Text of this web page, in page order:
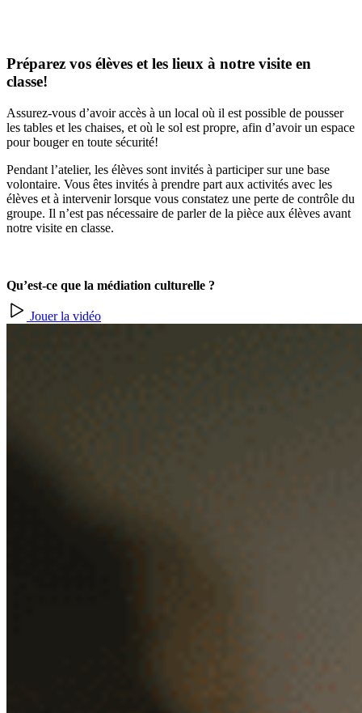
Préparez vos élèves et les lieux à notre visite en
classe!
Assurez-vous d’avoir accès à un local où il est possible de pousser
les tables et les chaises, et où le sol est propre, afin d’avoir un espace
pour bouger en toute sécurité!
Pendant l’atelier, les élèves sont invités à participer sur une base
volontaire. Vous êtes invités à prendre part aux activités avec les
élèves et à intervenir lorsque vous constatez une perte de contrôle du
groupe. Il n’est pas nécessaire de parler de la pièce aux élèves avant
notre visite en classe.
Qu’est-ce que la médiation culturelle ?
Jouer la vidéo